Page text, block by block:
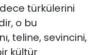
türkülerini
o bu
teline, sevincini,
kültür